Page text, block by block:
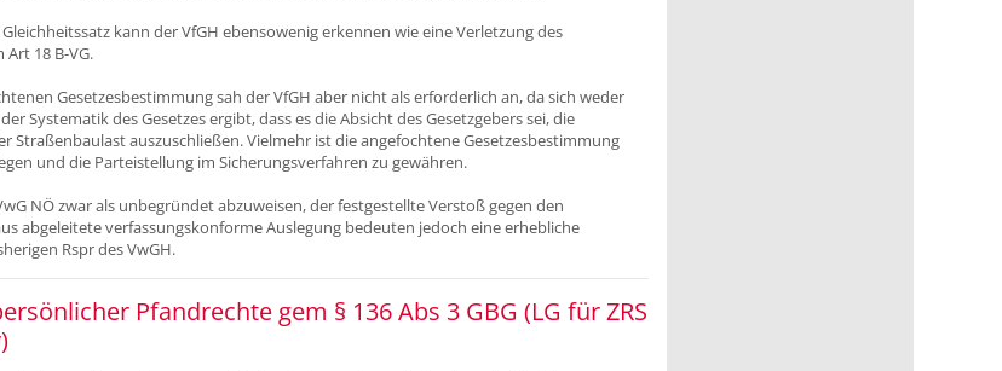
kann der VfGH ebensowenig erkennen wie eine Verletzung des
18 B-VG.
Gesetzesbestimmung sah der VfGH aber nicht als erforderlich an, da sich weder
Systematik des Gesetzes ergibt, dass es die Absicht des Gesetzgebers sei, die
Straßenbaulast auszuschließen. Vielmehr ist die angefochtene Gesetzesbestimmung
und die Parteistellung im Sicherungsverfahren zu gewähren.
NÖ zwar als unbegründet abzuweisen, der festgestellte Verstoß gegen den
abgeleitete verfassungskonforme Auslegung bedeuten jedoch eine erhebliche
Rspr des VwGH.
Pfandrechte gem § 136 Abs 3 GBG (LG für ZRS